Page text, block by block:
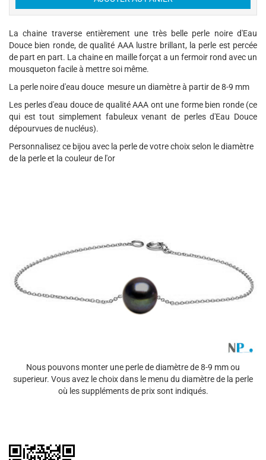
La chaine traverse entièrement une très belle perle noire d'Eau
Douce bien ronde, de qualité AAA lustre brillant, la perle est percée
de part en part. La chaine en maille forçat a un fermoir rond avec un
mousqueton facile à mettre soi même.
La perle noire d'eau douce mesure un diamètre à partir de 8-9 mm
Les perles d'eau douce de qualité AAA ont une forme bien ronde (ce
qui est tout simplement fabuleux venant de perles d'Eau Douce
dépourvues de nucléus).
Personnalisez ce bijou avec la perle de votre choix selon le diamètre
de la perle et la couleur de l'or
Nous pouvons monter une perle de diamètre de 8-9 mm ou
superieur. Vous avez le choix dans le menu du diamètre de la perle
où les suppléments de prix sont indiqués.